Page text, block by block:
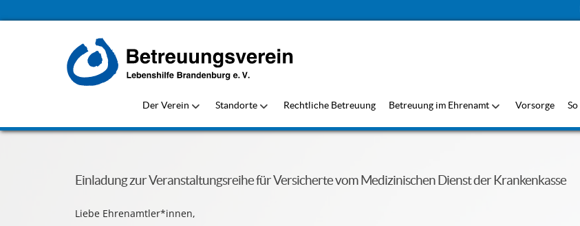
Der Verein Standorte Rechtliche Betreuung Betreuung im Ehrenamt Vorsorge
Einladung zur Veranstaltungsreihe für Versicherte vom Medizinischen Dienst der Krankenkasse
Liebe Ehrenamtler*innen,